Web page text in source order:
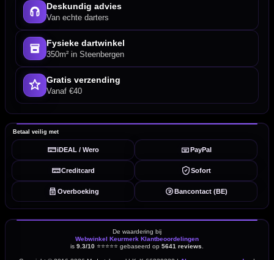
Deskundig advies
Van echte darters
Fysieke dartwinkel
350m² in Steenbergen
Gratis verzending
Vanaf €40
Betaal veilig met
iDEAL / Wero PayPal
Creditcard Sofort
Overboeking Bancontact (BE)
De waardering bij
Webwinkel Keurmerk Klantbeoordelingen
is 9.3/10 ⭐⭐⭐⭐⭐ gebaseerd op 5641 reviews